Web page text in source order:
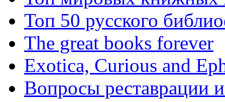
Топ 50 русского
The great books forever
Exotica, Curious and
Вопросы реставрации